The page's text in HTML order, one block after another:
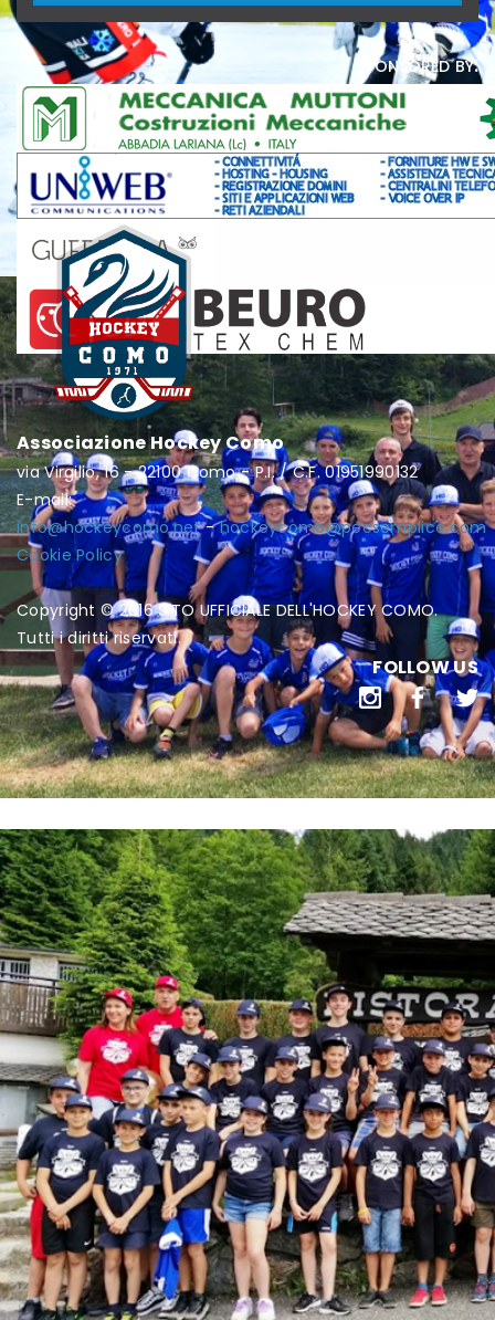
sponsored by:
Associazione Hockey Como
via Virgilio, 16 - 22100 Como - P.I. / C.F. 01951990132
E-mail:
info@hockeycomo.net-hockeycomo@pecsemplice.com
Cookie Policy
Copyright © 2016 SITO UFFICIALE DELL'HOCKEY COMO.
Tutti i diritti riservati.
FOLLOW US